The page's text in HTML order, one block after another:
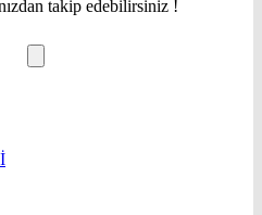
takip edebilirsiniz !